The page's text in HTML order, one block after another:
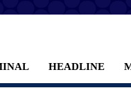
HEADLINE